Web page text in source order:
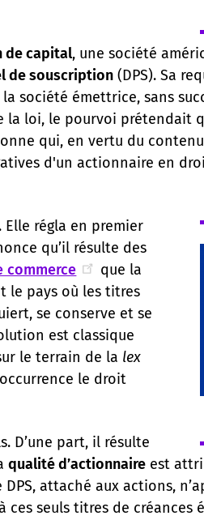
de capital, une société
de souscription (DPS). Sa
société émettrice, sans
la loi, le pourvoi prétendait
qui, en vertu du
d'un actionnaire en
Elle régla en premier
qu’il résulte des
commerce
que la
le pays où les titres
se conserve et se
est classique
le terrain de la lex
le droit
D’une part, il résulte
qualité d’actionnaire est
DPS, attaché aux actions,
seuls titres de